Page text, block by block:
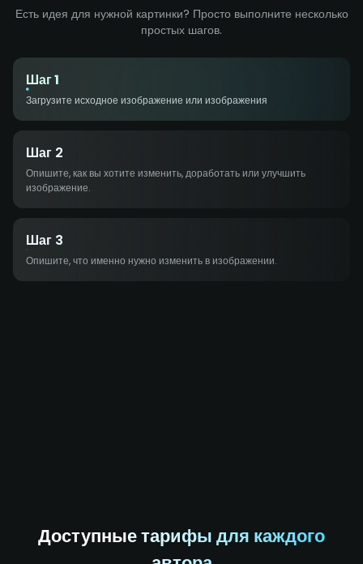
Есть идея для нужной картинки? Просто выполните несколько
простых шагов.
Шаг 1
Загрузите исходное изображение или изображения
Шаг 2
Опишите, как вы хотите изменить, доработать или улучшить
изображение.
Шаг 3
Опишите, что именно нужно изменить в изображении.
Доступные тарифы для каждого